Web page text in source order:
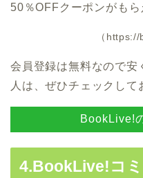
50％OFFクーポンがもら
（
会員登録は無料なので安
人は、ぜひチェックして
BookLive!
4.BookLive!コ